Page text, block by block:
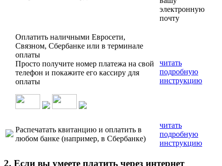
электронную
почту
Оплатить наличными Евросети,
Связном, Сбербанке или в терминале
оплаты
Просто получите номер платежа на свой
телефон и покажите его кассиру для
оплаты
читать
подробную
инструкцию
Распечатать квитанцию и оплатить в
любом банке (например, в Сбербанке)
читать
подробную
инструкцию
2. Если вы умеете платить через интернет